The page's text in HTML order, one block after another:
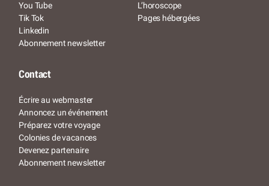
You Tube
Tik Tok
Linkedin
Abonnement newsletter
L’horoscope
Pages hébergées
Contact
Écrire au webmaster
Annoncez un événement
Préparez votre voyage
Colonies de vacances
Devenez partenaire
Abonnement newsletter